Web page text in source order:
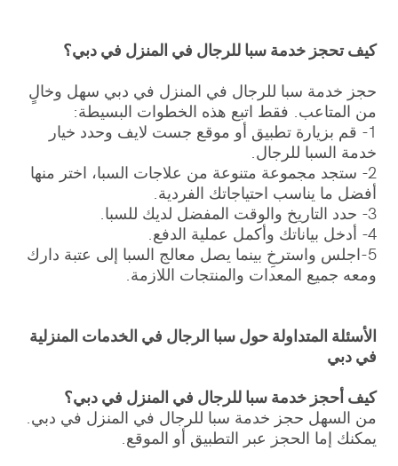
كيف تحجز خدمة سبا للرجال في المنزل في دبي؟
حجز خدمة سبا للرجال في المنزل في دبي سهل وخالٍ
من المتاعب. فقط اتبع هذه الخطوات البسيطة:
1- قم بزيارة تطبيق أو موقع جست لايف وحدد خيار
خدمة السبا للرجال.
2- ستجد مجموعة متنوعة من علاجات السبا، اختر منها
أفضل ما يناسب احتياجاتك الفردية.
3- حدد التاريخ والوقت المفضل لديك للسبا.
4- أدخل بياناتك وأكمل عملية الدفع.
5-اجلس واسترخِ بينما يصل معالج السبا إلى عتبة دارك
ومعه جميع المعدات والمنتجات اللازمة.
الأسئلة المتداولة حول سبا الرجال في الخدمات المنزلية
في دبي
كيف أحجز خدمة سبا للرجال في المنزل في دبي؟
من السهل حجز خدمة سبا للرجال في المنزل في دبي.
يمكنك إما الحجز عبر التطبيق أو الموقع.